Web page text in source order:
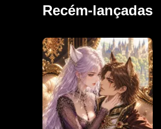
Recém-lançadas